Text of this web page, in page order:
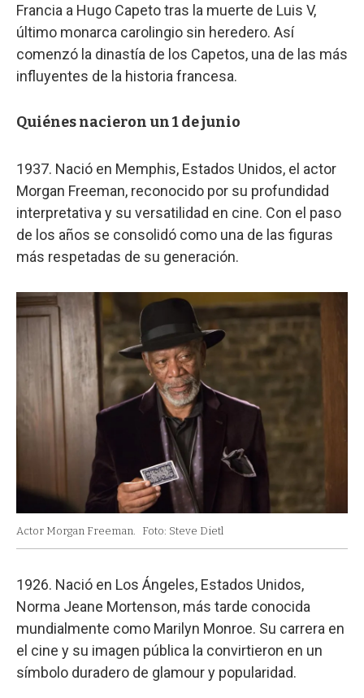
Francia a Hugo Capeto tras la muerte de Luis V,
último monarca carolingio sin heredero. Así
comenzó la dinastía de los Capetos, una de las más
influyentes de la historia francesa.
Quiénes nacieron un 1 de junio
1937. Nació en Memphis, Estados Unidos, el actor
Morgan Freeman, reconocido por su profundidad
interpretativa y su versatilidad en cine. Con el paso
de los años se consolidó como una de las figuras
más respetadas de su generación.
Actor Morgan Freeman. Foto: Steve Dietl
1926. Nació en Los Ángeles, Estados Unidos,
Norma Jeane Mortenson, más tarde conocida
mundialmente como Marilyn Monroe. Su carrera en
el cine y su imagen pública la convirtieron en un
símbolo duradero de glamour y popularidad.